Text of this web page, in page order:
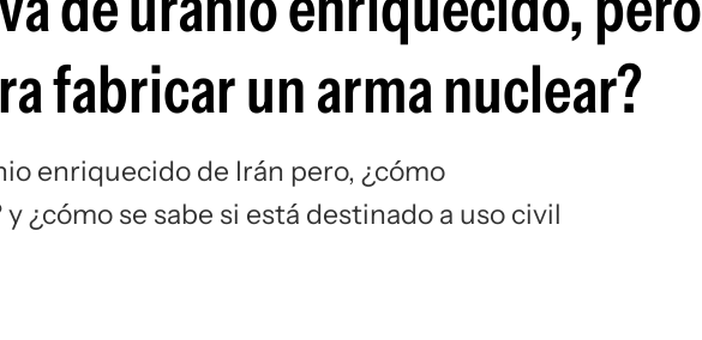
Siguenos en:
fabricar un arma nuclear?
enriquecido de Irán pero, ¿cómo
¿cómo se sabe si está destinado a uso civil